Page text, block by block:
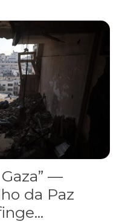
o Conselho da Paz
—
da Paz